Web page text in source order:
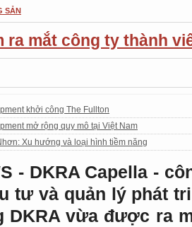
SẢN
ra mắt công ty thành
khởi công The Fullton
mở rộng quy mô tại Việt Nam
Xu hướng và loại hình tiềm năng
- DKRA Capella -
tư và quản lý phát
DKRA vừa được ra